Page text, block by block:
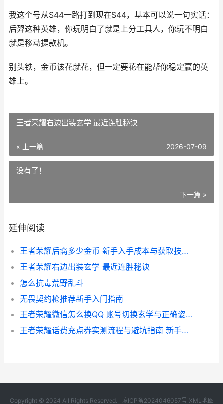
我这个号从S44一路打到现在S44，基本可以说一句实话：
后羿这种英雄，你玩明白了就是上分工具人，你玩不明白
就是移动提款机。
别头铁，金币该花就花，但一定要花在能帮你稳定赢的英
雄上。
王者荣耀右边出装玄学 最近连胜秘诀
« 上一篇 2026-07-09
没有了！
下一篇 »
延伸阅读
王者荣耀后裔多少金币 新手入手成本与获取技巧全解析
王者荣耀右边出装玄学 最近连胜秘诀
怎么抗毒荒野乱斗
无畏契约枪推荐新手入门指南
王者荣耀微信怎么换QQ 账号切换玄学与正确姿势指南
王者荣耀话费充点券实测流程与避坑指南 新手必看
Copyright © 2024 All Rights Reserved. 琼ICP备2024046057号 XML地图